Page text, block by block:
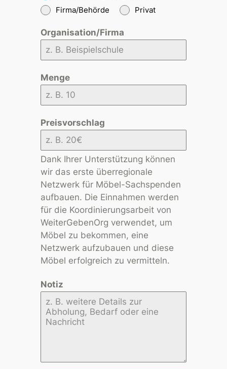
Firma/Behörde
Privat
Organisation/Firma
Menge
Preisvorschlag
Dank Ihrer Unterstützung können
wir das erste überregionale
Netzwerk für Möbel-Sachspenden
aufbauen. Die Einnahmen werden
für die Koordinierungsarbeit von
WeiterGebenOrg verwendet, um
Möbel zu bekommen, eine
Netzwerk aufzubauen und diese
Möbel erfolgreich zu vermitteln.
Notiz